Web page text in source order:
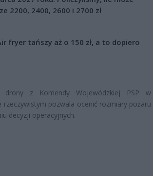
2200, 2400, 2600 i 2700 zł
fryer tańszy aż o 150 zł, a to dopiero
z Komendy Wojewódzkiej PSP w
rzeczywistym pozwala ocenić rozmiary pożaru
decyzji operacyjnych.